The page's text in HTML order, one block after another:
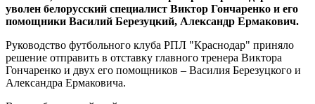
уволен белорусский специалист Виктор Гончаренко и его
помощники Василий Березуцкий, Александр Ермакович.
Руководство футбольного клуба РПЛ "Краснодар" приняло
решение отправить в отставку главного тренера Виктора
Гончаренко и двух его помощников – Василия Березуцкого и
Александра Ермаковича.